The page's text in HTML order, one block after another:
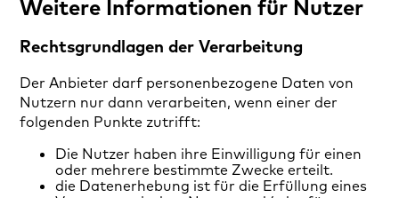
Weitere Informationen für Nutzer
Rechtsgrundlagen der Verarbeitung
Der Anbieter darf personenbezogene Daten von
Nutzern nur dann verarbeiten, wenn einer der
folgenden Punkte zutrifft:
Die Nutzer haben ihre Einwilligung für einen
oder mehrere bestimmte Zwecke erteilt.
die Datenerhebung ist für die Erfüllung eines